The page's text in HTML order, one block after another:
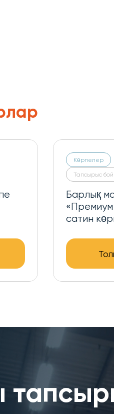
Тапсырыс бойынша
Меринос-сатин
«Премиум» көрпесі